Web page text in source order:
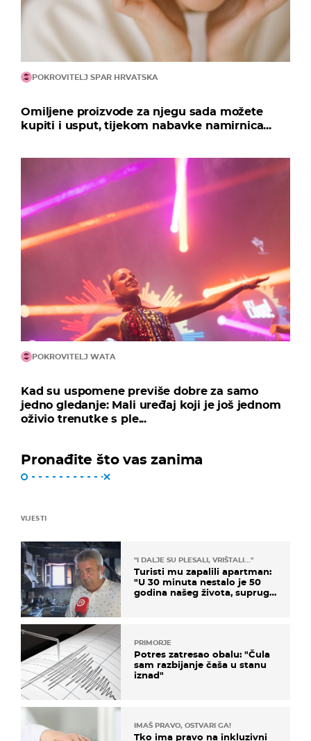
POKROVITELJ SPAR HRVATSKA
Omiljene proizvode za njegu sada možete
kupiti i usput, tijekom nabavke namirnica...
POKROVITELJ WATA
Kad su uspomene previše dobre za samo
jedno gledanje: Mali uređaj koji je još jednom
oživio trenutke s ple...
Pronađite što vas zanima
VIJESTI
"I DALJE SU PLESALI, VRIŠTALI..."
Turisti mu zapalili apartman:
"U 30 minuta nestalo je 50
godina našeg života, supruga
PRIMORJE
Potres zatresao obalu: "Čula
sam razbijanje čaša u stanu
iznad"
IMAŠ PRAVO, OSTVARI GA!
Tko ima pravo na inkluzivni